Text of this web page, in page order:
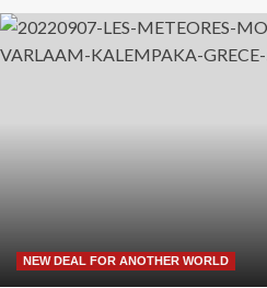
NEW DEAL FOR ANOTHER WORLD